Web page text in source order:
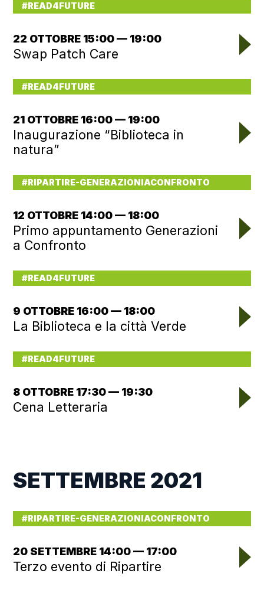
#READ4FUTURE
22 OTTOBRE 15:00 — 19:00
Swap Patch Care
#READ4FUTURE
21 OTTOBRE 16:00 — 19:00
Inaugurazione “Biblioteca in
natura”
#RIPARTIRE-GENERAZIONIACONFRONTO
12 OTTOBRE 14:00 — 18:00
Primo appuntamento Generazioni
a Confronto
#READ4FUTURE
9 OTTOBRE 16:00 — 18:00
La Biblioteca e la città Verde
#READ4FUTURE
8 OTTOBRE 17:30 — 19:30
Cena Letteraria
SETTEMBRE 2021
#RIPARTIRE-GENERAZIONIACONFRONTO
20 SETTEMBRE 14:00 — 17:00
Terzo evento di Ripartire